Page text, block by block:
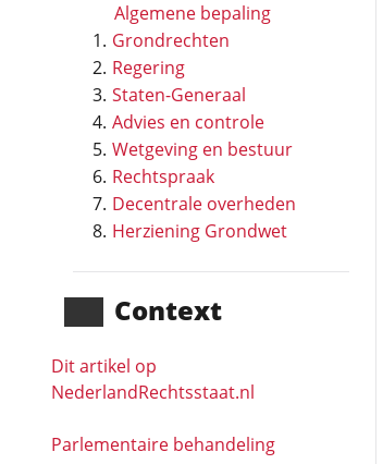
Algemene bepaling
Grondrechten
Regering
Staten-Generaal
Advies en controle
Wetgeving en bestuur
Rechtspraak
Decentrale overheden
Herziening Grondwet
Context
Dit artikel op
NederlandRechts­staat.nl
Parlementaire behandeling